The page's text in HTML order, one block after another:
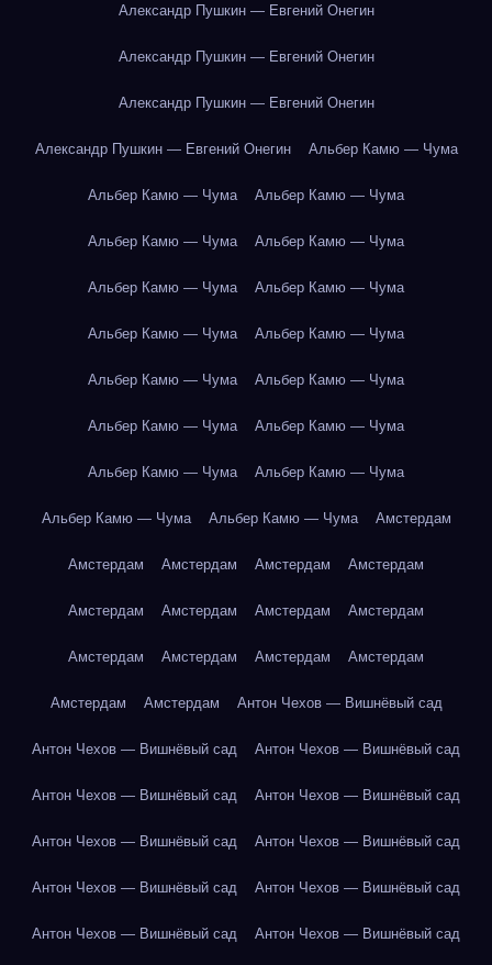
Александр Пушкин — Евгений Онегин
Александр Пушкин — Евгений Онегин
Александр Пушкин — Евгений Онегин
Александр Пушкин — Евгений Онегин Альбер Камю — Чума
Альбер Камю — Чума Альбер Камю — Чума
Альбер Камю — Чума Альбер Камю — Чума
Альбер Камю — Чума Альбер Камю — Чума
Альбер Камю — Чума Альбер Камю — Чума
Альбер Камю — Чума Альбер Камю — Чума
Альбер Камю — Чума Альбер Камю — Чума
Альбер Камю — Чума Альбер Камю — Чума
Альбер Камю — Чума Альбер Камю — Чума Амстердам
Амстердам Амстердам Амстердам Амстердам
Амстердам Амстердам Амстердам Амстердам
Амстердам Амстердам Амстердам Амстердам
Амстердам Амстердам Антон Чехов — Вишнёвый сад
Антон Чехов — Вишнёвый сад Антон Чехов — Вишнёвый сад
Антон Чехов — Вишнёвый сад Антон Чехов — Вишнёвый сад
Антон Чехов — Вишнёвый сад Антон Чехов — Вишнёвый сад
Антон Чехов — Вишнёвый сад Антон Чехов — Вишнёвый сад
Антон Чехов — Вишнёвый сад Антон Чехов — Вишнёвый сад